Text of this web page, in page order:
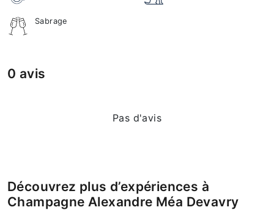
Sabrage
0 avis
Pas d'avis
Découvrez plus d’expériences à
Champagne Alexandre Méa Devavry